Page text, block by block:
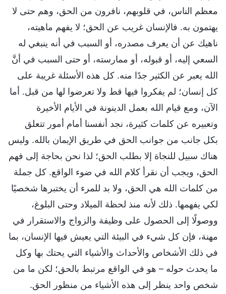
معظم الناس، في قلوبهم، نافرون من الحق، وهم حتى لا
يهتمون به. فالإنسان غريب عن الحق؛ لا يفهم ماهيته،
ناهيك عن أن يعرف مصدره، أو السبب في أنه ينبغي له
السعي إليه، أو قبوله، أو ممارسته، أو حتى السبب في أنَّ
الله يعبر عن الكثير جدًا منه. كل هذه الأسئلة غريبة على
كل إنسان؛ لم يفكروا فيها قط ولا تعرضوا لها من قبل. أما
الآن، ومع قيام الله بعمل الدينونة في الأيام الأخيرة
وتعبيره عن كلمات كثيرة، نجد أنفسنا أمام أمور تتعلق
بكل جانب من جوانب الحق في طريق الإيمان بالله. وليس
هناك سبيل للنجاة إلا بطلب الحق؛ لذا نحن بحاجة إلى فهم
الحق، ويجب أن نقرأ كلام الله في ضوء الواقع. كل جملة
من كلمات الله هي الحق، ولا بد للمرء أن يختبرها شخصيًا
لكي يفهمها. ذلك لأنه منذ لحظة الميلاد وحتى البلوغ،
ووصولًا إلى الحصول على وظيفة والزواج والاستقرار في
مهنة، فإن كل شيء في البيئة التي يعيش فيها الإنسان، بما
في ذلك الأشخاص والأحداث والأشياء التي يحتك بها وكل
ما يحدث حوله – هو في الواقع مرتبط بالحق؛ لكن ما من
شخص واحد ينظر إلى هذه الأشياء من منظور الحق.